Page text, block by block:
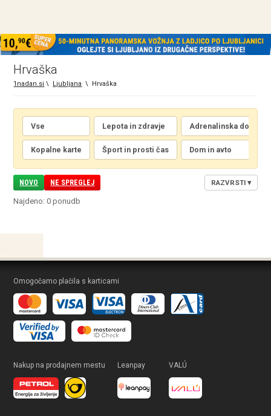
Hrvaška
1nadan.si \ Ljubljana \ Hrvaška
Vse
Kopalne karte
Lepota in zdravje
Šport in prosti čas
Adrenalinska
Dom in avto
NOVO NE SPREGLEJ RAZVRSTI▾
Najdeno: 0 ponudb
Omogočamo plačila s karticami
Nakup na prodajnem mestu Leanpay VALÚ